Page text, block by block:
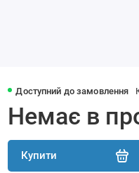
Доступний до замовлення
Немає в
Купити